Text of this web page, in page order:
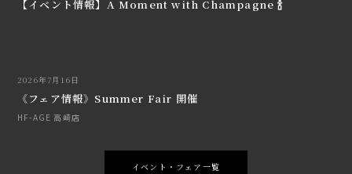
【イベント情報】A Moment with Champagne 🍾
2026年7月16日
《フェア情報》Summer Fair 開催
HF-AGE 高崎店
イベント・フェア一覧